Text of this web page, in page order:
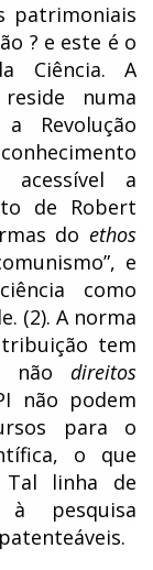
patrimoniais
? e este é o
Ciência. A
numa
Revolução
acessível a
de Robert
do ethos
e
como
(2). A norma
tem
nãodireitos
não podem
para o
o que
Tal linha de
pesquisa